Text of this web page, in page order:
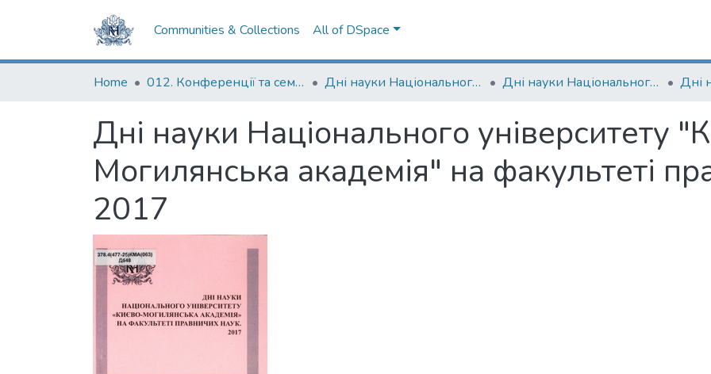
Communities & Collections All of DSpace
Home 012. Конференції та семінари НаУКМА Дні науки Національного університету "Києво-Могилянська академія" Дні науки Національного університету "Києво-Могилянська академія" на факультеті правничих наук
Дні науки Національного університету
Могилянська академія" на факультеті
2017